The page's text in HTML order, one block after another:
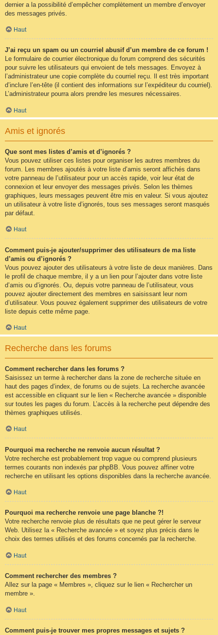
dernier a la possibilité d’empêcher complètement un membre d’envoyer
des messages privés.
Haut
J’ai reçu un spam ou un courriel abusif d’un membre de ce forum !
Le formulaire de courrier électronique du forum comprend des sécurités
pour suivre les utilisateurs qui envoient de tels messages. Envoyez à
l’administrateur une copie complète du courriel reçu. Il est très important
d’inclure l’en-tête (il contient des informations sur l’expéditeur du courriel).
L’administrateur pourra alors prendre les mesures nécessaires.
Haut
Amis et ignorés
Que sont mes listes d’amis et d’ignorés ?
Vous pouvez utiliser ces listes pour organiser les autres membres du
forum. Les membres ajoutés à votre liste d’amis seront affichés dans
votre panneau de l’utilisateur pour un accès rapide, voir leur état de
connexion et leur envoyer des messages privés. Selon les thèmes
graphiques, leurs messages peuvent être mis en valeur. Si vous ajoutez
un utilisateur à votre liste d’ignorés, tous ses messages seront masqués
par défaut.
Haut
Comment puis-je ajouter/supprimer des utilisateurs de ma liste
d’amis ou d’ignorés ?
Vous pouvez ajouter des utilisateurs à votre liste de deux manières. Dans
le profil de chaque membre, il y a un lien pour l’ajouter dans votre liste
d’amis ou d’ignorés. Ou, depuis votre panneau de l’utilisateur, vous
pouvez ajouter directement des membres en saisissant leur nom
d’utilisateur. Vous pouvez également supprimer des utilisateurs de votre
liste depuis cette même page.
Haut
Recherche dans les forums
Comment rechercher dans les forums ?
Saisissez un terme à rechercher dans la zone de recherche située en
haut des pages d’index, de forums ou de sujets. La recherche avancée
est accessible en cliquant sur le lien « Recherche avancée » disponible
sur toutes les pages du forum. L’accès à la recherche peut dépendre des
thèmes graphiques utilisés.
Haut
Pourquoi ma recherche ne renvoie aucun résultat ?
Votre recherche est probablement trop vague ou comprend plusieurs
termes courants non indexés par phpBB. Vous pouvez affiner votre
recherche en utilisant les options disponibles dans la recherche avancée.
Haut
Pourquoi ma recherche renvoie une page blanche ?!
Votre recherche renvoie plus de résultats que ne peut gérer le serveur
Web. Utilisez la « Recherche avancée » et soyez plus précis dans le
choix des termes utilisés et des forums concernés par la recherche.
Haut
Comment rechercher des membres ?
Allez sur la page « Membres », cliquez sur le lien « Rechercher un
membre ».
Haut
Comment puis-je trouver mes propres messages et sujets ?